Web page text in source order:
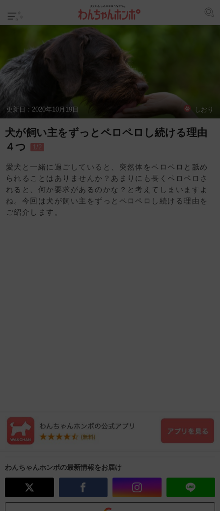
更新日： 2020年10月19日 しおり
犬が飼い主をずっとペロペロし続ける理由
４つ
1/2
愛犬と一緒に過ごしていると、突然体をペロペロと舐め
られることはありませんか？あまりにも長くペロペロさ
れると、何か要求があるのかな？と考えてしまいますよ
ね。今回は犬が飼い主をずっとペロペロし続ける理由を
ご紹介します。
わんちゃんホンポの最新情報をお届け